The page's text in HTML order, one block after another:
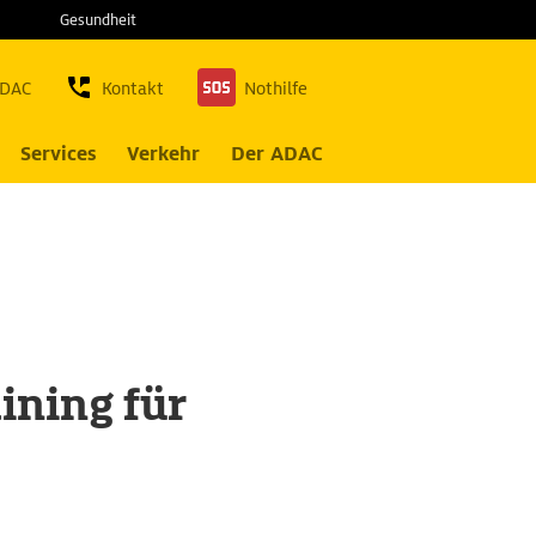
Gesundheit
Kontakt Nothilfe
Services Verkehr Der ADAC
für